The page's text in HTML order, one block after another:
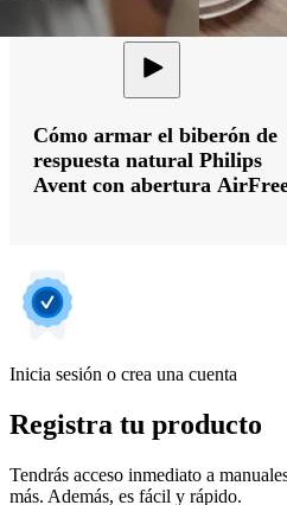
Cómo armar el biberón de
respuesta natural Philips
Avent con abertura
Inicia sesión o crea una cuenta
Registra tu producto
Tendrás acceso inmediato a
más. Además, es fácil y rápido.